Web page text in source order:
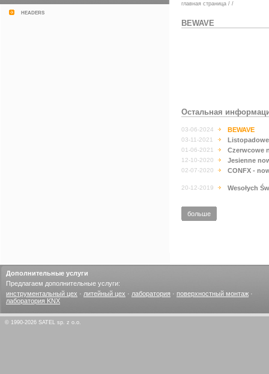
headers
главная страница / /
BEWAVE
Остальная
03-06-2024 BEWAVE
03-11-2021
01-06-2021 Czerwcowe
12-10-2020 Jesienne
02-07-2020 CONFX -
20-12-2019 Wesołych
больше
Дополнительные услуги
Предлагаем дополнительные услуги:
инструментальный цех · литейный цех · лаборатория · поверхностный монтаж ·
лаборатория KNX
© 1990-2026 SATEL sp. z o.o.